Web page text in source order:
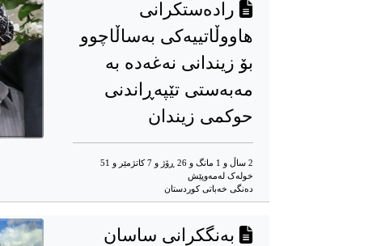
رادەستکرانی
هاووڵاتییەکی بەساڵاچوو
بۆ زیندانی نەغەدە بە
مەبەستی تێپەڕاندنی
حوکمی زیندان
2 ساڵ و 1 مانگ و 26 ڕۆژ و 7 کاتژمێر و 51
خوله‌ک له‌مه‌وپێش‌
دەنگی خەباتی کوردستان
بەنگکرانی ساسان